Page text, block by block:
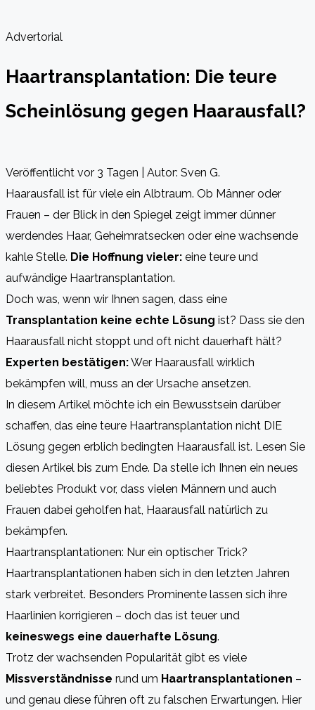
Advertorial
Haartransplantation: Die teure
Scheinlösung gegen Haarausfall?
Veröffentlicht vor 3 Tagen | Autor: Sven G.
Haarausfall ist für viele ein Albtraum. Ob Männer oder
Frauen – der Blick in den Spiegel zeigt immer dünner
werdendes Haar, Geheimratsecken oder eine wachsende
kahle Stelle. Die Hoffnung vieler: eine teure und
aufwändige Haartransplantation.
Doch was, wenn wir Ihnen sagen, dass eine
Transplantation keine echte Lösung ist? Dass sie den
Haarausfall nicht stoppt und oft nicht dauerhaft hält?
Experten bestätigen:Wer Haarausfall wirklich
bekämpfen will, muss an der Ursache ansetzen.
In diesem Artikel möchte ich ein Bewusstsein darüber
schaffen, das eine teure Haartransplantation nicht DIE
Lösung gegen erblich bedingten Haarausfall ist. Lesen Sie
diesen Artikel bis zum Ende. Da stelle ich Ihnen ein neues
beliebtes Produkt vor, dass vielen Männern und auch
Frauen dabei geholfen hat, Haarausfall natürlich zu
bekämpfen.
Haartransplantationen: Nur ein optischer Trick?
Haartransplantationen haben sich in den letzten Jahren
stark verbreitet. Besonders Prominente lassen sich ihre
Haarlinien korrigieren – doch das ist teuer und
keineswegs eine dauerhafte Lösung.
Trotz der wachsenden Popularität gibt es viele
Missverständnisse rund um Haartransplantationen –
und genau diese führen oft zu falschen Erwartungen. Hier